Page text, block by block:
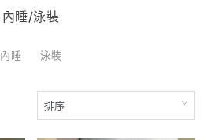
內睡/泳裝
內睡 泳裝